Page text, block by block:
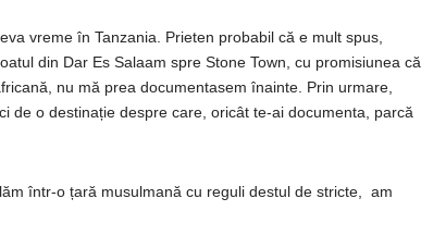
vreme în Tanzania. Prieten probabil că e mult spus,
din Dar Es Salaam spre Stone Town, cu promisiunea că
nu mă prea documentasem înainte. Prin urmare,
de o destinație despre care, oricât te-ai documenta, parcă
într-o țară musulmană cu reguli destul de stricte, am